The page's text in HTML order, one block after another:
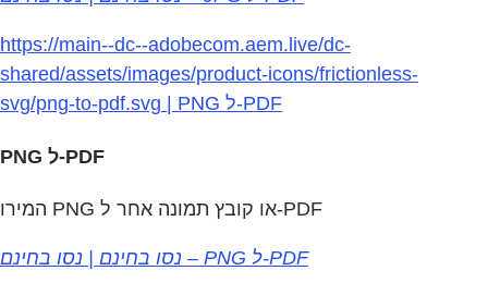
https://main--dc--adobecom.aem.live/dc-
shared/assets/images/product-icons/frictionless-
svg/png-to-pdf.svg | PNG ל-PDF
PNG ל-PDF
המירו PNG או קובץ תמונה אחר ל‑PDF
נסו בחינם | נסו בחינם – PNG ל‑PDF